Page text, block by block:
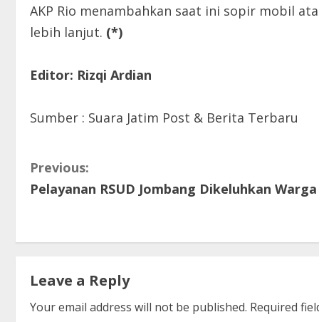
AKP Rio menambahkan saat ini sopir mobil
lebih lanjut. (*)
Editor: Rizqi Ardian
Sumber : Suara Jatim Post & Berita Terbaru
C
o
i
Previous:
Pelayanan RSUD Jombang Dikeluhkan Warga
Leave a Reply
Your email address will not be published. Required